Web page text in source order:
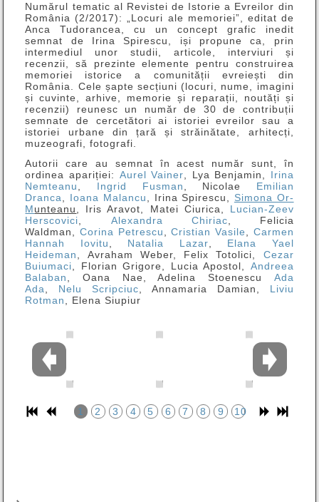
Numărul tematic al Revistei de Istorie a Evreilor din
România (2/2017): „Locuri ale memoriei”, editat de
Anca Tudorancea, cu un concept grafic inedit
semnat de Irina Spirescu, iși propune ca, prin
intermediul unor studii, articole, interviuri și
recenzii, să prezinte elemente pentru construirea
memoriei istorice a comunității evreiești din
România. Cele șapte secțiuni (locuri, nume, imagini
și cuvinte, arhive, memorie și reparații, noutăți și
recenzii) reunesc un număr de 30 de contribuții
semnate de cercetători ai istoriei evreilor sau a
istoriei urbane din țară și străinătate, arhitecți,
muzeografi, fotografi.
Autorii care au semnat în acest număr sunt, în
ordinea apariției: Aurel Vainer, Lya Benjamin, Irina
Nemteanu, Ingrid Fusman, Nicolae Emilian
Dranca, Ioana Malancu, Irina Spirescu, Simona Or-
Munteanu, Iris Aravot, Matei Ciurica, Lucian-Zeev
Herscovici, Alexandra Chiriac, Felicia
Waldman,Corina Petrescu,Cristian Vasile, Carmen
Hannah Iovitu, Natalia Lazar, Elana Yael
Heideman, Avraham Weber, Felix Totolici, Cezar
Buiumaci, Florian Grigore, Lucia Apostol, Andreea
Balaban, Oana Nae, Adelina Stoenescu Ada
Ada, Nelu Scripciuc, Annamaria Damian, Liviu
Rotman, Elena Siupiur
1 2 3 4 5 6 7 8 9 10